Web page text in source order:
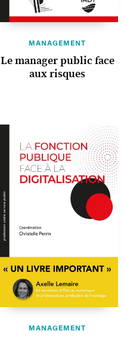
MANAGEMENT
Le manager public face
aux risques
MANAGEMENT